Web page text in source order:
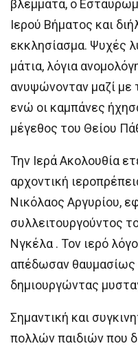
βλέμματα, ο
Ιερού Βήματος και
εκκλησίασμα. Ψυχές
μάτια, λόγια
ανυψώνονταν μαζί με
ενώ οι καμπάνες
μέγεθος του Θείου
Την Ιερά Ακολουθία
αρχοντική
Νικόλαος Αργυρίου,
συλλειτουργούντος
Νγκέλα . Τον ιερό
απέδωσαν θαυμασίως
δημιουργώντας
Σημαντική και
πολλών παιδιών που